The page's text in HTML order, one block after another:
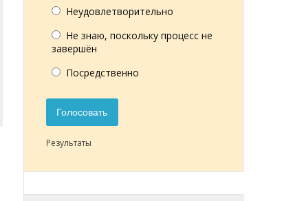
Неудовлетворительно
Не знаю, поскольку процесс не
завершён
Посредственно
Голосовать
Результаты